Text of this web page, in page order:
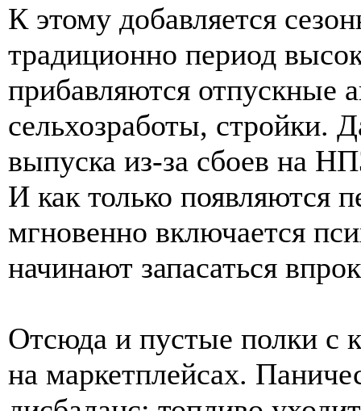
К этому добавляется
традиционно период
прибавляются отпускные
сельхозработы, стройки.
выпуска из-за сбоев на
И как только появляются
мгновенно включается
начинают запасаться
Отсюда и пустые полки с
на маркетплейсах.